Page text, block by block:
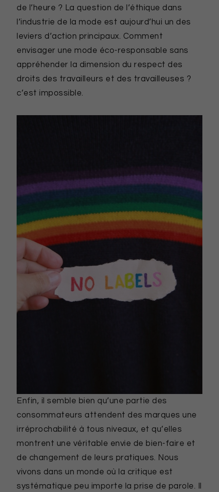
de l’heure ? La question de l’éthique dans
l’industrie de la mode est aujourd’hui un des
leviers d’action principaux. Comment
envisager une mode éco-responsable sans
appréhender la dimension du respect des
droits des travailleurs et des travailleuses ?
c’est impossible.
Enfin, il semble bien qu’une partie des
consommateurs attendent des marques une
irréprochabilité à tous niveaux, et qu’elles
montrent une véritable envie de bien-faire et
de changement de leurs pratiques. Nous
vivons dans un monde où la critique est
systématique peu importe la prise de parole. Il